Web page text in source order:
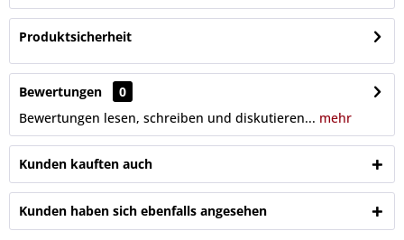
Produktsicherheit
Bewertungen
0
Bewertungen lesen, schreiben und diskutieren... mehr
Kunden kauften auch
Kunden haben sich ebenfalls angesehen